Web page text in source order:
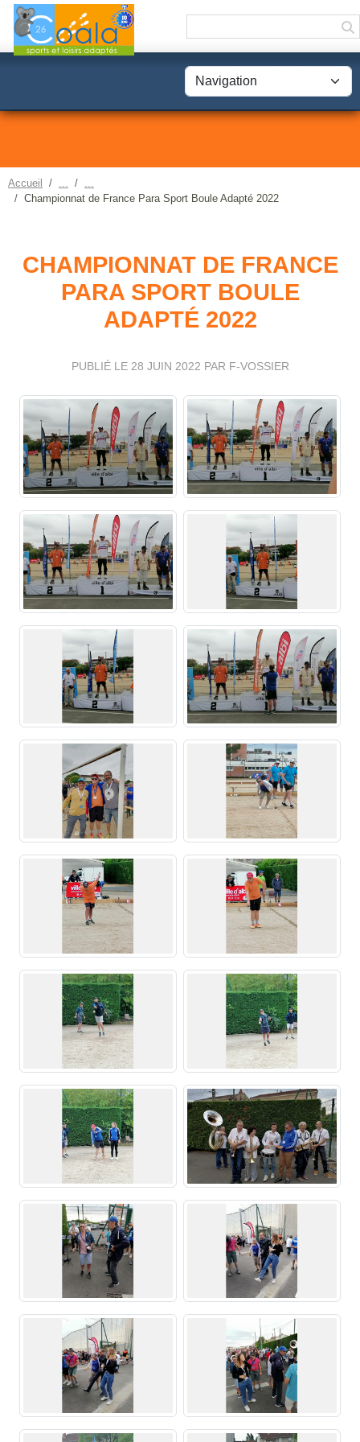
Accueil
Championnat de France Para Sport Boule Adapté 2022
CHAMPIONNAT DE FRANCE
PARA SPORT BOULE
ADAPTÉ 2022
PUBLIÉ LE 28 JUIN 2022 PAR F-VOSSIER
Panneau de gestion des cookies